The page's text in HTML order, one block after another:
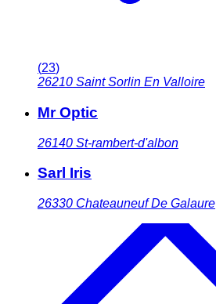
(23)
26210 Saint Sorlin En Valloire
Mr Optic
26140 St-rambert-d'albon
Sarl Iris
26330 Chateauneuf De Galaure